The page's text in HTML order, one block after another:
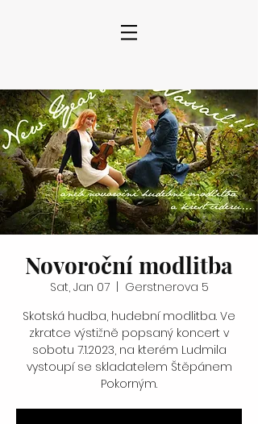
Novoroční modlitba
Sat, Jan 07
  |
Gerstnerova 5
Skotská hudba, hudební modlitba. Ve
zkratce výstižně popsaný koncert v
sobotu 7.1.2023, na kterém Ludmila
vystoupí se skladatelem Štěpánem
Pokorným.